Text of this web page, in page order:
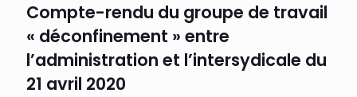
Compte-rendu du groupe de travail
« déconfinement » entre
l’administration et l’intersydicale du
21 avril 2020